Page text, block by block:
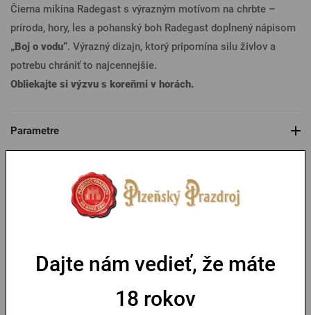
Čierna mikina Radegast s výrazným motívom na chrbte –
príroda, hory, les a pohanský boh Radegast doplnený nápisom
„Boj o vodu“. Výrazný dizajn, ktorý pripomína silu živlov a
potrebu chrániť to najcennejšie.
Obliekajte si výzvu s koreňmi v horách.
Parametre
Tabuľka veľkostí
Dajte nám vedieť, že máte
18 rokov